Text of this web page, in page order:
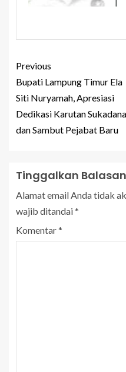
Previous
Bupati Lampung Timur Ela
Siti Nuryamah, Apresiasi
Dedikasi Karutan Sukadana
dan Sambut Pejabat Baru
Tinggalkan Balasan
Alamat email Anda tidak
wajib ditandai*
Komentar*